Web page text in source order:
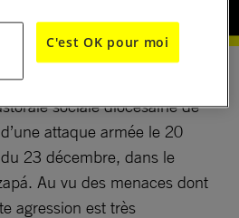
des droits humains et
sociale diocésaine de
attaque armée le 20
23 décembre, dans le
Au vu des menaces dont
agression est très
C'est OK pour moi